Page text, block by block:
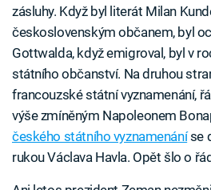
zásluhy. Když byl literát Milan
československým občanem, byl
Gottwalda, když emigroval, byl v
státního občanství. Na druhou
francouzské státní vyznamenání,
výše zmíněným Napoleonem
českého státního vyznamenáníse
rukou Václava Havla. Opět šlo o